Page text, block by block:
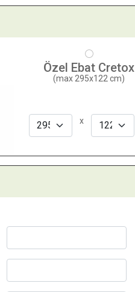
Özel Ebat Cretox
(max 295x122 cm)
x